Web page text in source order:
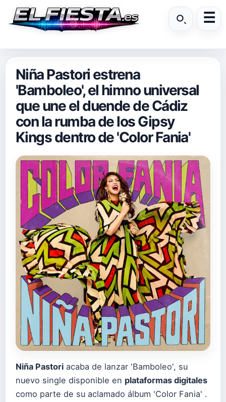
Niña Pastori estrena
'Bamboleo', el himno universal
que une el duende de Cádiz
con la rumba de los Gipsy
Kings dentro de 'Color Fania'
Niña Pastori acaba de lanzar 'Bamboleo', su
nuevo single disponible en plataformas digitales
como parte de su aclamado álbum 'Color Fania' .